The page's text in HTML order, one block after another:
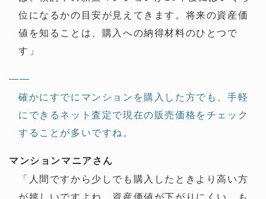
位になるかの目安が見えてきます。将来の資産価
値を知ることは、購入への納得材料のひとつで
す」
——
確かにすでにマンションを購入した方でも、手軽
にできるネット査定で現在の販売価格をチェック
することが多いですね。
マンションマニアさん
「人間ですから少しでも購入したときより高い方
が嬉しいですよね。資産価値が下がりにくい、も